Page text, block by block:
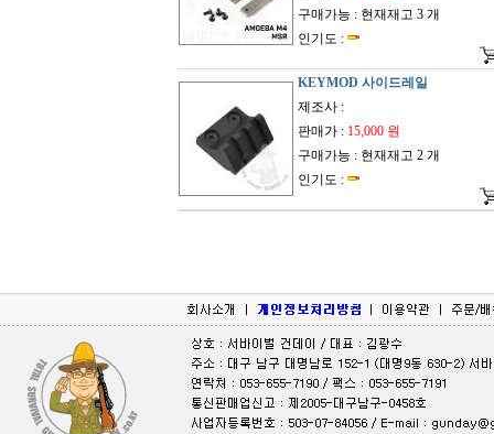
구매가능 : 현재재고 3 개
인기도 :
KEYMOD 사이드레일
제조사 :
판매가 : 15,000 원
구매가능 : 현재재고 2 개
인기도 :